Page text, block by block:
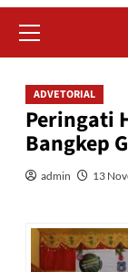
Menu
ADVETORIAL
Peringati
Bangkep
admin 13